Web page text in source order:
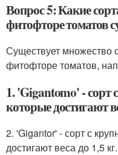
Вопрос 5: Какие
фитофторе томатов
Существует множество
фитофторе томатов,
1. 'Gigantomo' -
которые достигают
2. 'Gigantor' - сорт с
достигают веса до 1,5 кг.